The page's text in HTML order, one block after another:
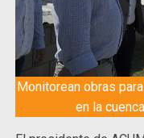
Monitorean obras
en la